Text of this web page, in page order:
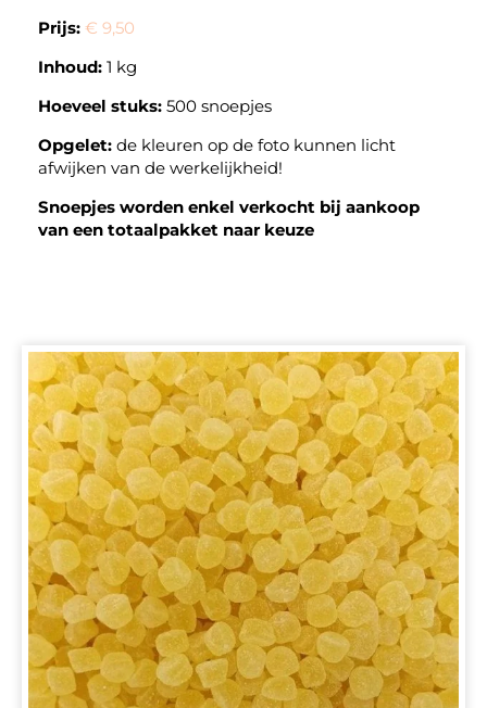
Prijs: € 9,50
Inhoud: 1 kg
Hoeveel stuks: 500 snoepjes
Opgelet: de kleuren op de foto kunnen licht
afwijken van de werkelijkheid!
Snoepjes worden enkel verkocht bij aankoop
van een totaalpakket naar keuze